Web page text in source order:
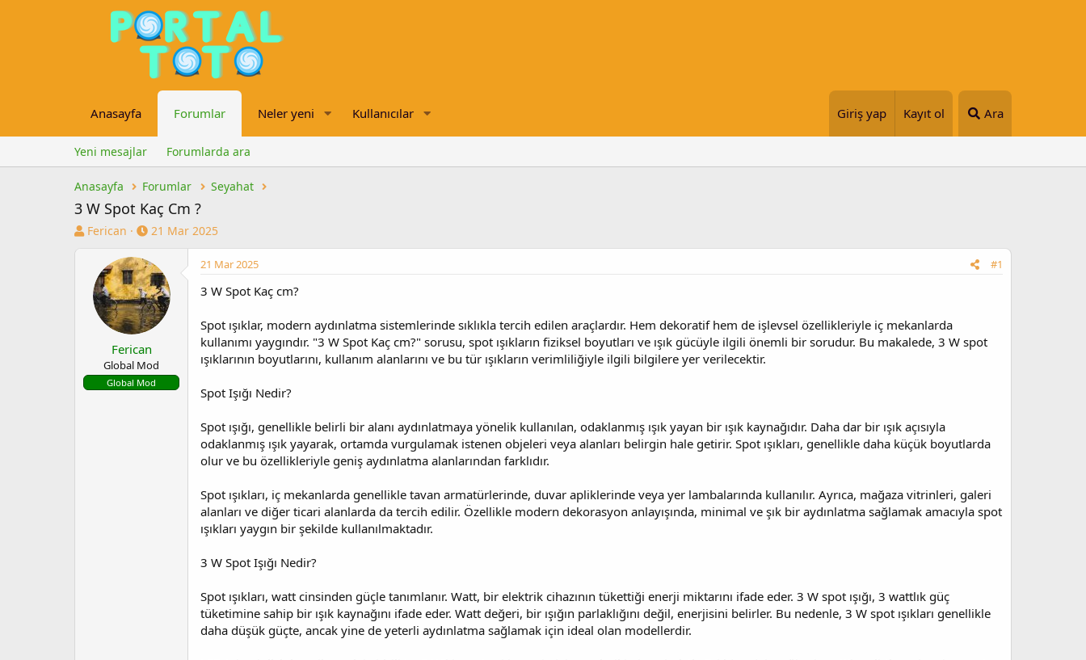
Anasayfa Forumlar Neler yeni Kullanıcılar Giriş yap Kayıt ol Ara
Yeni mesajlar Forumlarda ara
Anasayfa Forumlar Seyahat
3 W Spot Kaç Cm ?
K
u
Ferican
B
ş
l
a
n
g
ç
t
a
21 Mar 2025
Ferican
Global Mod
Global Mod
21 Mar 2025 #1
3 W Spot Kaç cm?
Spot ışıklar, modern aydınlatma sistemlerinde sıklıkla tercih edilen araçlardır. Hem dekoratif hem de işlevsel özellikleriyle iç mekanlarda
kullanımı yaygındır. "3 W Spot Kaç cm?" sorusu, spot ışıkların fiziksel boyutları ve ışık gücüyle ilgili önemli bir sorudur. Bu makalede, 3 W spot
ışıklarının boyutlarını, kullanım alanlarını ve bu tür ışıkların verimliliğiyle ilgili bilgilere yer verilecektir.
Spot Işığı Nedir?
Spot ışığı, genellikle belirli bir alanı aydınlatmaya yönelik kullanılan, odaklanmış ışık yayan bir ışık kaynağıdır. Daha dar bir ışık açısıyla
odaklanmış ışık yayarak, ortamda vurgulamak istenen objeleri veya alanları belirgin hale getirir. Spot ışıkları, genellikle daha küçük boyutlarda
olur ve bu özellikleriyle geniş aydınlatma alanlarından farklıdır.
Spot ışıkları, iç mekanlarda genellikle tavan armatürlerinde, duvar apliklerinde veya yer lambalarında kullanılır. Ayrıca, mağaza vitrinleri, galeri
alanları ve diğer ticari alanlarda da tercih edilir. Özellikle modern dekorasyon anlayışında, minimal ve şık bir aydınlatma sağlamak amacıyla spot
ışıkları yaygın bir şekilde kullanılmaktadır.
3 W Spot Işığı Nedir?
Spot ışıkları, watt cinsinden güçle tanımlanır. Watt, bir elektrik cihazının tükettiği enerji miktarını ifade eder. 3 W spot ışığı, 3 wattlık güç
tüketimine sahip bir ışık kaynağını ifade eder. Watt değeri, bir ışığın parlaklığını değil, enerjisini belirler. Bu nedenle, 3 W spot ışıkları genellikle
daha düşük güçte, ancak yine de yeterli aydınlatma sağlamak için ideal olan modellerdir.